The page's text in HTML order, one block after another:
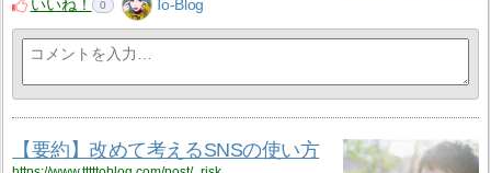
いいね！
0 To-Blog
【要約】改めて考えるSNSの使い方